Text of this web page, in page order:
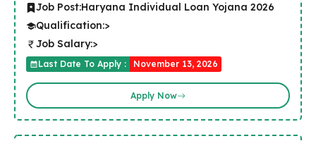
Job Post:Haryana Individual Loan Yojana 2026
Qualification:>
Job Salary:>
Last Date To Apply : November 13, 2026
Apply Now